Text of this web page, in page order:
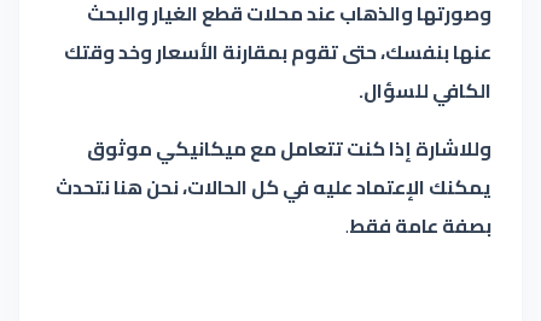
وصورتها والذهاب عند محلات قطع الغيار والبحث
عنها بنفسك، حتى تقوم بمقارنة الأسعار وخد وقتك
الكافي للسؤال.
وللاشارة إذا كنت تتعامل مع ميكانيكي موثوق
يمكنك الإعتماد عليه في كل الحالات، نحن هنا نتحدث
بصفة عامة فقط.